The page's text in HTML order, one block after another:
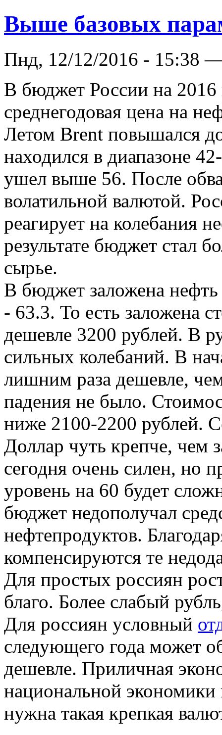
Выше базовых
Пнд, 12/12/2016 - 15:38
В бюджет России на 2016
среднегодовая цена на
Летом Brent повышался
находился в диапазоне
ушел выше 56. После
волатильной валютой.
реагирует на колебания
результате бюджет стал
сырье.
В бюджет заложена
- 63.3. То есть заложена
дешевле 3200 рублей. В
сильных колебаний. В
лишним раза дешевле,
падения не было.
ниже 2100-2200 рублей.
Доллар чуть крепче, чем
сегодня очень силен, но
уровень на 60 будет
бюджет недополучал
нефтепродуктов.
компенсируются те
Для простых россиян
благо. Более слабый
Для россиян условный
следующего года может
дешевле. Приличная
национальной
нужна такая крепкая